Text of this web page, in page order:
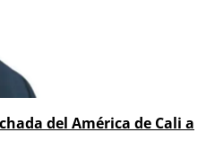
del América de Cali a